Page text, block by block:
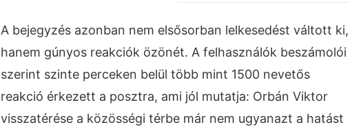
A bejegyzés azonban nem elsősorban lelkesedést váltott ki,
hanem gúnyos reakciók özönét. A felhasználók beszámolói
szerint szinte perceken belül több mint 1500 nevetős
reakció érkezett a posztra, ami jól mutatja: Orbán Viktor
visszatérése a közösségi térbe már nem ugyanazt a hatást